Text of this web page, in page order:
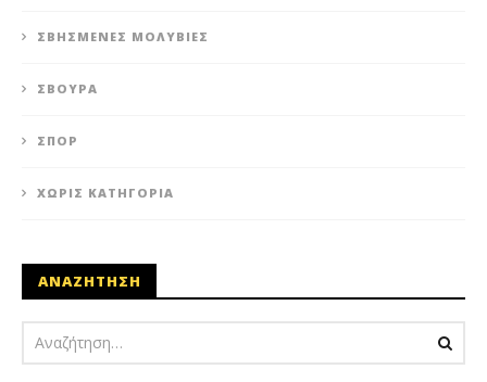
ΣΒΗΣΜΈΝΕΣ ΜΟΛΥΒΙΈΣ
ΣΒΟΎΡΑ
ΣΠΟΡ
ΧΩΡΊΣ ΚΑΤΗΓΟΡΊΑ
ΑΝΑΖΗΤΗΣΗ